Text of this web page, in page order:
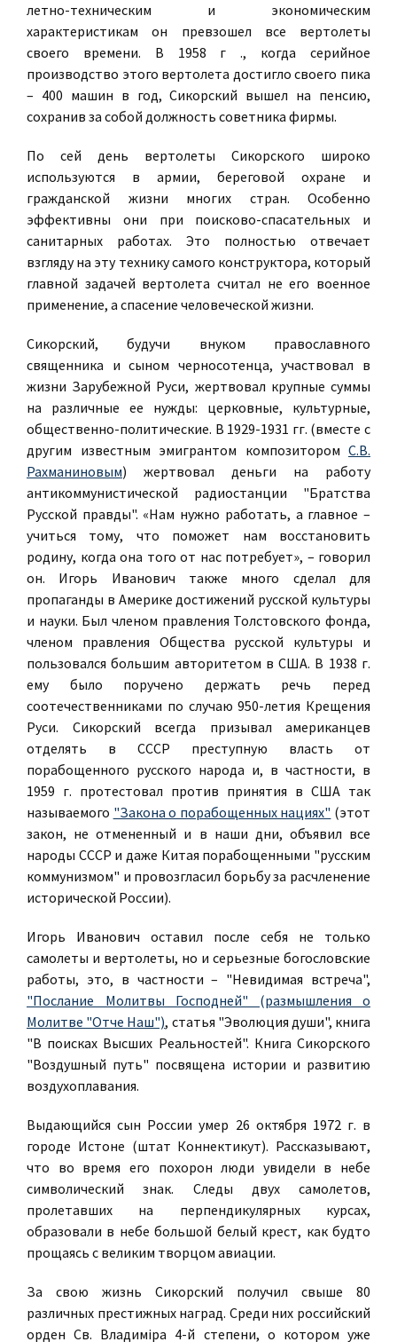
летно-техническим и экономическим
характеристикам он превзошел все вертолеты
своего времени. В 1958 г ., когда серийное
производство этого вертолета достигло своего пика
– 400 машин в год, Сикорский вышел на пенсию,
сохранив за собой должность советника фирмы.
По сей день вертолеты Сикорского широко
используются в армии, береговой охране и
гражданской жизни многих стран. Особенно
эффективны они при поисково-спасательных и
санитарных работах. Это полностью отвечает
взгляду на эту технику самого конструктора, который
главной задачей вертолета считал не его военное
применение, а спасение человеческой жизни.
Сикорский, будучи внуком православного
священника и сыном черносотенца, участвовал в
жизни Зарубежной Руси, жертвовал крупные суммы
на различные ее нужды: церковные, культурные,
общественно-политические. В 1929-1931 гг. (вместе с
другим известным эмигрантом композитором С.В.
Рахманиновым) жертвовал деньги на работу
антикоммунистической радиостанции "Братства
Русской правды". «Нам нужно работать, а главное –
учиться тому, что поможет нам восстановить
родину, когда она того от нас потребует», – говорил
он. Игорь Иванович также много сделал для
пропаганды в Америке достижений русской культуры
и науки. Был членом правления Толстовского фонда,
членом правления Общества русской культуры и
пользовался большим авторитетом в США. В 1938 г.
ему было поручено держать речь перед
соотечественниками по случаю 950-летия Крещения
Руси. Сикорский всегда призывал американцев
отделять в СССР преступную власть от
порабощенного русского народа и, в частности, в
1959 г. протестовал против принятия в США так
называемого "Закона о порабощенных нациях" (этот
закон, не отмененный и в наши дни, объявил все
народы СССР и даже Китая порабощенными "русским
коммунизмом" и провозгласил борьбу за расчленение
исторической России).
Игорь Иванович оставил после себя не только
самолеты и вертолеты, но и серьезные богословские
работы, это, в частности – "Невидимая встреча",
"Послание Молитвы Господней" (размышления о
Молитве "Oтче Наш"), статья "Эволюция души", книга
"В поисках Высших Реальностей". Книга Сикорского
"Воздушный путь" посвящена истории и развитию
воздухоплавания.
Выдающийся сын России умер 26 октября 1972 г. в
городе Истоне (штат Коннектикут). Рассказывают,
что во время его похорон люди увидели в небе
символический знак. Следы двух самолетов,
пролетавших на перпендикулярных курсах,
образовали в небе большой белый крест, как будто
прощаясь с великим творцом авиации.
За свою жизнь Сикорский получил свыше 80
различных престижных наград. Среди них российский
орден Св. Владимiра 4-й степени, о котором уже